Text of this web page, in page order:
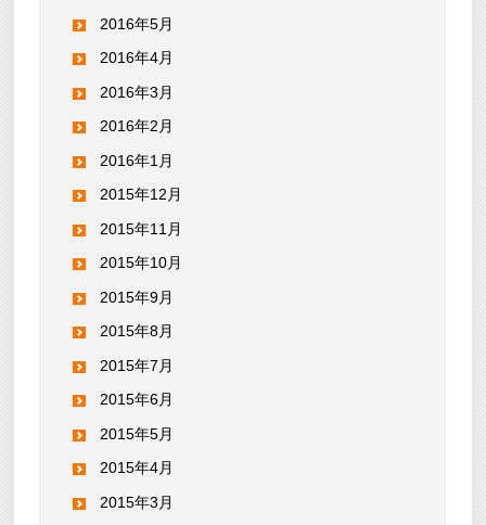
2016年5月
2016年4月
2016年3月
2016年2月
2016年1月
2015年12月
2015年11月
2015年10月
2015年9月
2015年8月
2015年7月
2015年6月
2015年5月
2015年4月
2015年3月